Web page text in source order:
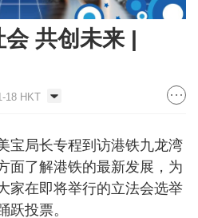
共创未来 |
18 HKT
宝局长专程到访港铁九龙湾
面了解港铁的最新发展，为
家在即将举行的立法会选举
跃投票。